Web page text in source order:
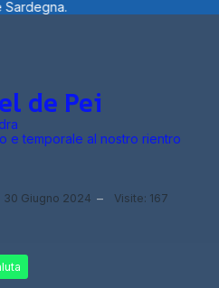
de Pei
e temporale al nostro rientro
30 Giugno 2024 Visite: 167